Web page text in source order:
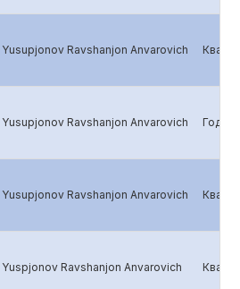
Yusupjonov Ravshanjon Anvarovich
Yusupjonov Ravshanjon Anvarovich
Yusupjonov Ravshanjon Anvarovich
Yuspjonov Ravshanjon Anvarovich